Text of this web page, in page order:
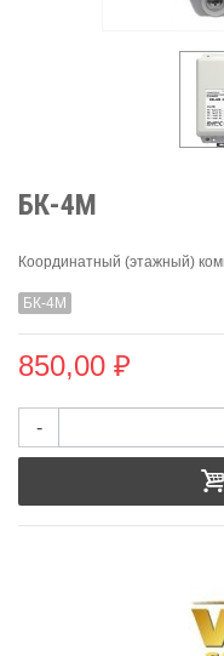
БК-4М
Координатный (этажный)
БК-4М
850,00 ₽
-